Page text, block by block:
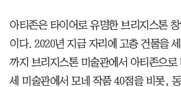
아티존은 타이어로 유명한 브리지스톤
이다. 2020년 지금 자리에 고층 건물을
까지 브리지스톤 미술관에서 아티존으로
세 미술관에서 모네 작품 40점을 비롯,